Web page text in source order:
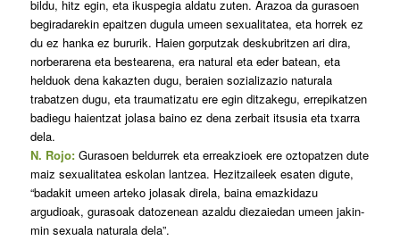
bildu, hitz egin, eta ikuspegia aldatu zuten. Arazoa da gurasoen
begiradarekin epaitzen dugula umeen sexualitatea, eta horrek ez
du ez hanka ez bururik. Haien gorputzak deskubritzen ari dira,
norberarena eta bestearena, era natural eta eder batean, eta
helduok dena kakazten dugu, beraien sozializazio naturala
trabatzen dugu, eta traumatizatu ere egin ditzakegu, errepikatzen
badiegu haientzat jolasa baino ez dena zerbait itsusia eta txarra
dela.
N. Rojo:Gurasoen beldurrek eta erreakzioek ere oztopatzen dute
maiz sexualitatea eskolan lantzea. Hezitzaileek esaten digute,
“badakit umeen arteko jolasak direla, baina emazkidazu
argudioak, gurasoak datozenean azaldu diezaiedan umeen jakin-
min sexuala naturala dela”.